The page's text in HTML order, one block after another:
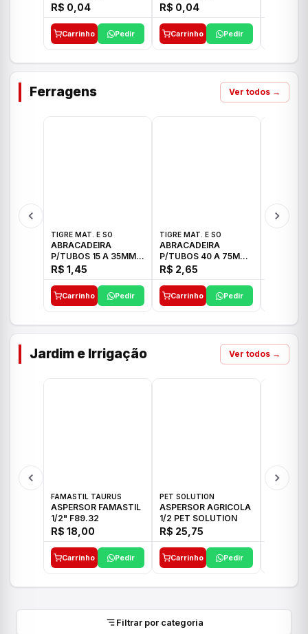
R$ 0,04
Carrinho Pedir
R$ 0,04
Carrinho Pedir
Ferragens Ver todos →
TIGRE MAT. E SO
ABRACADEIRA
P/TUBOS 15 A 35MM
TIGRE
R$ 1,45
Carrinho Pedir
TIGRE MAT. E SO
ABRACADEIRA
P/TUBOS 40 A 75MM
TIGRE
R$ 2,65
Carrinho Pedir
Jardim e Irrigação Ver todos →
FAMASTIL TAURUS
ASPERSOR FAMASTIL
1/2" F89.32
R$ 18,00
Carrinho Pedir
PET SOLUTION
ASPERSOR AGRICOLA
1/2 PET SOLUTION
R$ 25,75
Carrinho Pedir
Filtrar por categoria